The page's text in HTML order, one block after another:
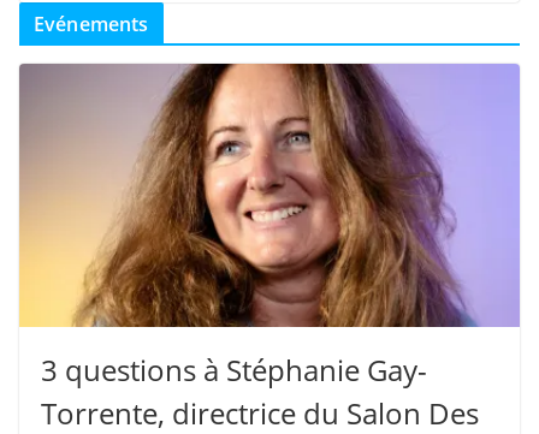
Evénements
3 questions à Stéphanie Gay-
Torrente, directrice du Salon Des